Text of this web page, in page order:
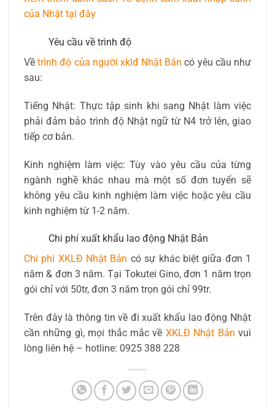
của Nhật tại đây
Yêu cầu về trình độ
Vềtrình độ của người xklđ Nhật Bản có yêu cầu như
sau:
Tiếng Nhật: Thực tập sinh khi sang Nhật làm việc
phải đảm bảo trình độ Nhật ngữ từ N4 trở lên, giao
tiếp cơ bản.
Kinh nghiệm làm việc: Tùy vào yêu cầu của từng
ngành nghề khác nhau mà một số đơn tuyển sẽ
không yêu cầu kinh nghiệm làm việc hoặc yêu cầu
kinh nghiệm từ 1-2 năm.
Chi phí xuất khẩu lao động Nhật Bản
Chi phí XKLĐ Nhật Bản có sự khác biệt giữa đơn 1
năm & đơn 3 năm. Tại Tokutei Gino, đơn 1 năm trọn
gói chỉ với 50tr, đơn 3 năm trọn gói chỉ 99tr.
Trên đây là thông tin về đi xuất khẩu lao động Nhật
cần những gì, mọi thắc mắc về XKLĐ Nhật Bản vui
lòng liên hệ – hotline: 0925 388 228